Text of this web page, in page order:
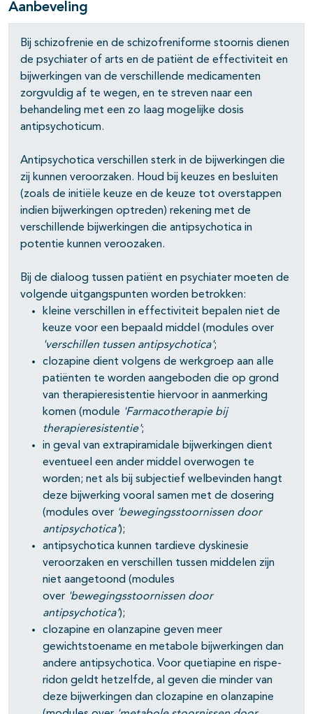
open- en dichtklappen
open- en dichtklappen
open- en dichtklappen
open- en dichtklappen
Aanbeveling
Bij schizofrenie en de schizofreniforme stoornis dienen
de psychiater of arts en de patiënt de effectiviteit en
bijwerkingen van de verschillende medicamenten
zorgvuldig af te wegen, en te streven naar een
behandeling met een zo laag mogelijke dosis
antipsychoticum.
Antipsychotica verschillen sterk in de bijwerkingen die
zij kunnen veroorzaken. Houd bij keuzes en besluiten
(zoals de initiële keuze en de keuze tot overstappen
indien bijwerkingen optreden) rekening met de
verschillende bijwerkingen die antipsychotica in
potentie kunnen veroozaken.
Bij de dialoog tussen patiënt en psychiater moeten de
volgende uitgangspunten worden betrokken:
kleine verschillen in effectiviteit bepalen niet de
keuze voor een bepaald middel (modules over
'verschillen tussen antipsychotica';
clozapine dient volgens de werkgroep aan alle
patiënten te worden aangeboden die op grond
van therapieresistentie hiervoor in aanmer­king
komen (module 'Farmacotherapie bij
therapieresistentie';
in geval van extrapiramidale bijwerkingen dient
eventueel een ander middel overwogen te
worden; net als bij subjectief welbevinden hangt
deze bijwerking vooral samen met de dosering
(modules over 'bewegingsstoornissen door
antipsychotica');
antipsychotica kunnen tardieve dyskinesie
veroorzaken en verschillen tussen middelen zijn
niet aangetoond (modules
over 'bewegingsstoornissen door
antipsychotica');
clozapine en olanzapine geven meer
gewichtstoename en metabole bijwerkingen dan
andere antipsychotica. Voor quetiapine en rispe-
ridon geldt hetzelfde, al geven die minder van
deze bijwerkingen dan clozapine en olanzapine